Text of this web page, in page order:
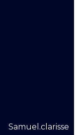
Samuel.clarisse